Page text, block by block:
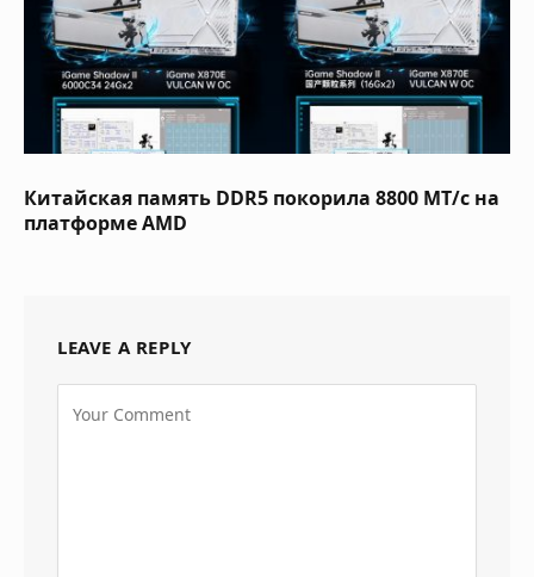
Китайская память DDR5 покорила 8800 МТ/с на
платформе AMD
LEAVE A REPLY